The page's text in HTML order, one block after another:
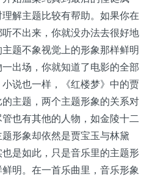
解主题比较有帮助。如果你在
不出来，你就没办法去很好地
题不象视觉上的形象那样鲜明
出场，你就知道了电影的全部
说也一样，《红楼梦》中的贾
主题，两个主题形象的关系对
也有其他的人物，如金陵十二
形象却依然是贾宝玉与林黛
是如此，只是音乐里的主题形
明。在一首乐曲里，音乐形象